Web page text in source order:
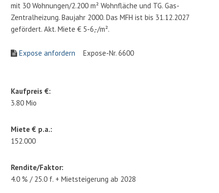
mit 30 Wohnungen/2.200 m² Wohnfläche und TG. Gas-
Zentralheizung. Baujahr 2000. Das MFH ist bis 31.12.2027
gefördert. Akt. Miete € 5-6,-/m².
Expose anfordern Expose-Nr. 6600
Kaufpreis €:
3.80 Mio
Miete € p.a.:
152.000
Rendite/Faktor:
4.0 % / 25.0 f. + Mietsteigerung ab 2028